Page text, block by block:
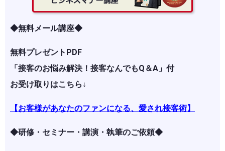
◆無料メール講座◆
無料プレゼントPDF
「接客のお悩み解決！接客なんでもQ＆A」付
お受け取りはこちら↓
【お客様があなたのファンになる、愛され接客術】
◆研修・セミナー・講演・執筆のご依頼◆